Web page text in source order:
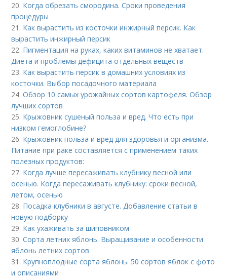
20. Когда обрезать смородина. Сроки проведения
процедуры
21. Как вырастить из косточки инжирный персик. Как
вырастить инжирный персик
22. Пигментация на руках, каких витаминов не хватает.
Диета и проблемы дефицита отдельных веществ
23. Как вырастить персик в домашних условиях из
косточки. Выбор посадочного материала
24.Обзор 10 самых урожайных сортов картофеля. Обзор
лучших сортов
25. Крыжовник сушеный польза и вред. Что есть при
низком гемоглобине?
26. Крыжовник польза и вред для здоровья и организма.
Питание при раке составляется с применением таких
полезных продуктов:
27. Когда лучше пересаживать клубнику весной или
осенью. Когда пересаживать клубнику: сроки весной,
летом, осенью
28. Посадка клубники в августе. Добавление статьи в
новую подборку
29. Как ухаживать за шиповником
30.Сорта летних яблонь. Выращивание и особенности
яблонь летних сортов
31. Крупноплодные сорта яблонь. 50 сортов яблок с фото
и описаниями